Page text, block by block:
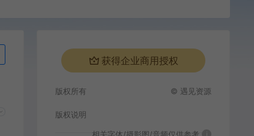
获得企业商用授权
版权所有 © 遇见资源
版权说明